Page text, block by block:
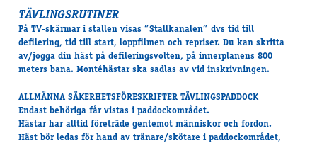
TÄVLINGSRUTINER
På TV-skärmar i stallen visas ”Stallkanalen” dvs tid till
defilering, tid till start, loppfilmen och repriser. Du kan skritta
av/jogga din häst på defileringsvolten, på innerplanens 800
meters bana. Montéhästar ska sadlas av vid inskrivningen.
ALLMÄNNA SÄKERHETSFÖRESKRIFTER TÄVLINGSPADDOCK
Endast behöriga får vistas i paddockområdet.
Hästar har alltid företräde gentemot människor och fordon.
Häst bör ledas för hand av tränare/skötare i paddockområdet,